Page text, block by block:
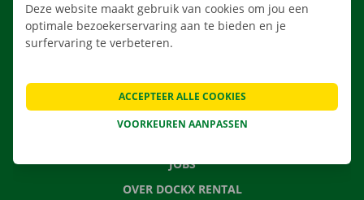
VEELGESTELDE VRAGEN
NIEUWS
JOBS
OVER DOCKX RENTAL
Deze website maakt gebruik van cookies om jou een
optimale bezoekerservaring aan te bieden en je
surfervaring te verbeteren.
VOORKEUREN AANPASSEN
ACCEPTEER ALLE COOKIES